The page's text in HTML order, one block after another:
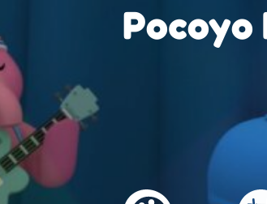
Pocoyo